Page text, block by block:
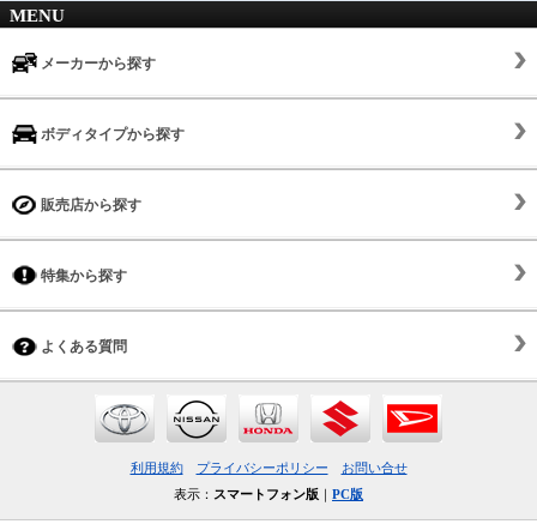
MENU
メーカーから探す
ボディタイプから探す
販売店から探す
特集から探す
よくある質問
利用規約 プライバシーポリシー
お問い合せ
表示： スマートフォン版 ｜ PC版